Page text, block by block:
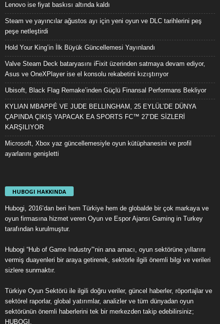
Lenovo ise fiyat baskısı altında kaldı
Steam ve yayıncılar ağustos ayı için yeni oyun ve DLC tarihlerini peş
peşe netleştirdi
Hold Your King’in İlk Büyük Güncellemesi Yayınlandı
Valve Steam Deck bataryasını iFixit üzerinden satmaya devam ediyor,
Asus ve OneXPlayer ise el konsolu rekabetini kızıştırıyor
Ubisoft, Black Flag Remake’inden Güçlü Finansal Performans Bekliyor
KYLIAN MBAPPÉ VE JUDE BELLINGHAM, 25 EYLÜL’DE DÜNYA
ÇAPINDA ÇIKIŞ YAPACAK EA SPORTS FC™ 27’DE SİZLERİ
KARŞILIYOR
Microsoft, Xbox yaz güncellemesiyle oyun kütüphanesini ve profil
ayarlarını genişletti
HUBOGI HAKKINDA
Hubogi, 2016’dan beri hem Türkiye hem de globalde bir çok markaya ve
oyun firmasına hizmet veren Oyun ve Espor Ajansı Gaming in Turkey
tarafından kurulmuştur.
Hubogi “Hub of Game Industry”‘nin ana amacı, oyun sektörüne yıllarını
vermiş duayenleri bir araya getirerek, sektörle ilgili önemli bilgi ve verileri
sizlere sunmaktır.
Türkiye Oyun Sektörü ile ilgili doğru veriler, güncel haberler, röportajlar ve
sektörel raporlar, global yatırımlar, analizler ve tüm dünyadan oyun
sektörünün önemli haberlerini tek bir merkezden takip edebilirsiniz;
HUBOGI.